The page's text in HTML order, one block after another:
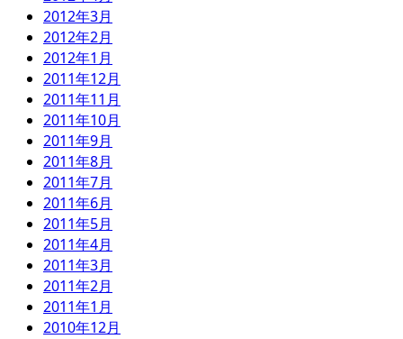
2012年3月
2012年2月
2012年1月
2011年12月
2011年11月
2011年10月
2011年9月
2011年8月
2011年7月
2011年6月
2011年5月
2011年4月
2011年3月
2011年2月
2011年1月
2010年12月